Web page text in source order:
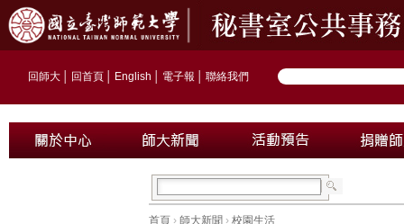
回師大 回首頁 English 電子報 聯絡我們
首頁 › 師大新聞 › 校園生活